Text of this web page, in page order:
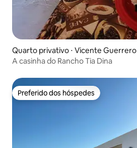
Quarto privativo ⋅ Vicente Guerrero
A casinha do Rancho Tia Dina
Preferido dos hóspedes
Preferido dos hóspedes